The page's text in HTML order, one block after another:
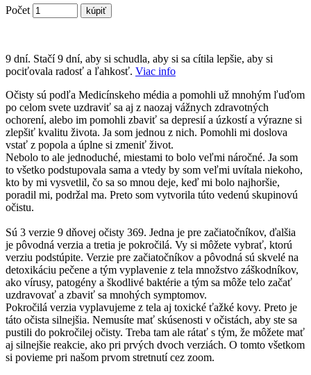
Počet
9 dní. Stačí 9 dní, aby si schudla, aby si sa cítila lepšie, aby si
pociťovala radosť a ľahkosť. Viac info
Očisty sú podľa Medicínskeho média a pomohli už mnohým ľuďom
po celom svete uzdraviť sa aj z naozaj vážnych zdravotných
ochorení, alebo im pomohli zbaviť sa depresií a úzkostí a výrazne si
zlepšiť kvalitu života. Ja som jednou z nich. Pomohli mi doslova
vstať z popola a úplne si zmeniť život.
Nebolo to ale jednoduché, miestami to bolo veľmi náročné. Ja som
to všetko podstupovala sama a vtedy by som veľmi uvítala niekoho,
kto by mi vysvetlil, čo sa so mnou deje, keď mi bolo najhoršie,
poradil mi, podržal ma. Preto som vytvorila túto vedenú skupinovú
očistu.
Sú 3 verzie 9 dňovej očisty 369. Jedna je pre začiatočníkov, ďalšia
je pôvodná verzia a tretia je pokročilá. Vy si môžete vybrať, ktorú
verziu podstúpite. Verzie pre začiatočníkov a pôvodná sú skvelé na
detoxikáciu pečene a tým vyplavenie z tela množstvo záškodníkov,
ako vírusy, patogény a škodlivé baktérie a tým sa môže telo začať
uzdravovať a zbaviť sa mnohých symptomov.
Pokročilá verzia vyplavujeme z tela aj toxické ťažké kovy. Preto je
táto očista silnejšia. Nemusíte mať skúsenosti v očistách, aby ste sa
pustili do pokročilej očisty. Treba tam ale rátať s tým, že môžete mať
aj silnejšie reakcie, ako pri prvých dvoch verziách. O tomto všetkom
si povieme pri našom prvom stretnutí cez zoom.